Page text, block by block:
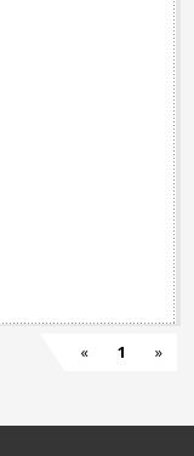
« 1 »